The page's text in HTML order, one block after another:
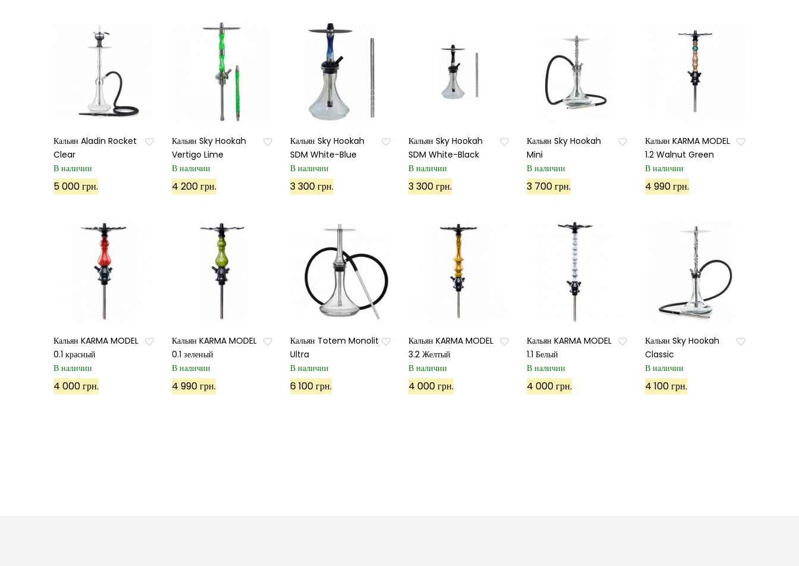
Кальян Aladin Rocket
Clear
В наличии
5 000 грн.
Кальян Sky Hookah
Vertigo Lime
В наличии
4 200 грн.
Кальян Sky Hookah
SDM White-Blue
В наличии
3 300 грн.
Кальян Sky Hookah
SDM White-Black
В наличии
3 300 грн.
Кальян Sky Hookah
Mini
В наличии
3 700 грн.
Кальян KARMA MODEL
1.2 Walnut Green
В наличии
4 990 грн.
Кальян KARMA MODEL
0.1 красный
В наличии
4 000 грн.
Кальян KARMA MODEL
0.1 зеленый
В наличии
4 990 грн.
Кальян Totem Monolit
Ultra
В наличии
6 100 грн.
Кальян KARMA MODEL
3.2 Желтый
В наличии
4 000 грн.
Кальян KARMA MODEL
1.1 Белый
В наличии
4 000 грн.
Кальян Sky Hookah
Classic
В наличии
4 100 грн.